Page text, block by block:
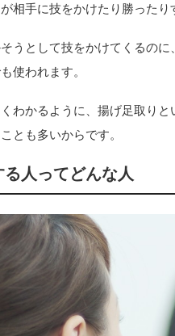
相手に技をかけたり勝ったり
うとして技をかけてくるの
使われます。
わかるように、揚げ足取り
とも多いからです。
人ってどんな人